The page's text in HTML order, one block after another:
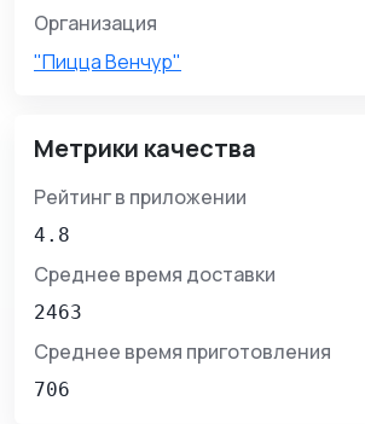
Организация
"Пицца Венчур"
Метрики качества
Рейтинг в приложении
4.8
Среднее время доставки
2463
Среднее время приготовления
706